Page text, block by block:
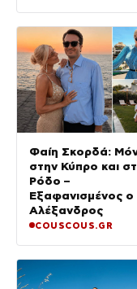
Φαίη Σκορδά:
στην Κύπρο και
Ρόδο –
Εξαφανισμένος ο
Αλέξανδρος
COUSCOUS.GR